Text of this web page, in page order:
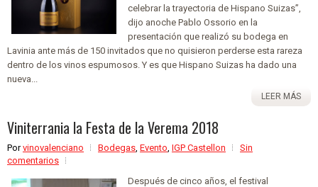
celebrar la trayectoria de Hispano Suizas”,
dijo anoche Pablo Ossorio en la
presentación que realizó su bodega en
Lavinia ante más de 150 invitados que no quisieron perderse esta rareza
dentro de los vinos espumosos. Y es que Hispano Suizas ha dado una
nueva...
LEER MÁS
Viniterrania la Festa de la Verema 2018
Porvinovalenciano Bodegas Evento IGP Castellon
Sin
comentarios
Después de cinco años, el festival